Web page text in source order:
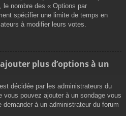
le nombre des « Options par
spécifier une limite de temps en
à modifier leurs votes.
plus d’options à un
est décidée par les administrateurs du
vous pouvez ajouter à un sondage vous
à un administrateur du forum